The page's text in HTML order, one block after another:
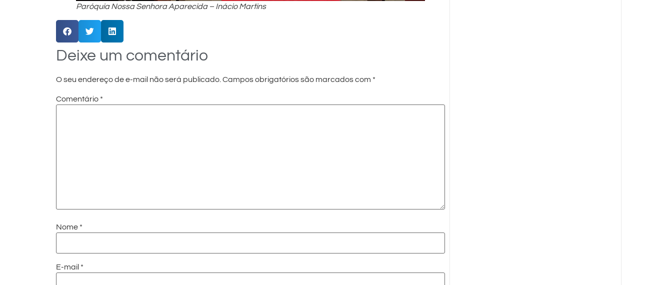
Paróquia Nossa Senhora Aparecida – Inácio Martins
Deixe um comentário
O seu endereço de e-mail não será publicado. Campos obrigatórios são marcados com *
Comentário *
Nome *
E-mail *